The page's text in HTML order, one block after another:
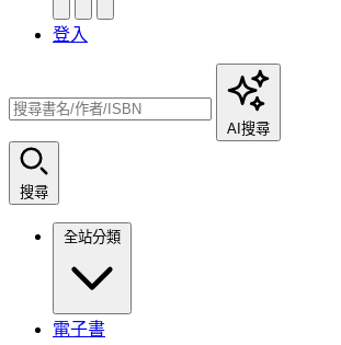
登入
AI搜尋
搜尋
全站分類
電子書